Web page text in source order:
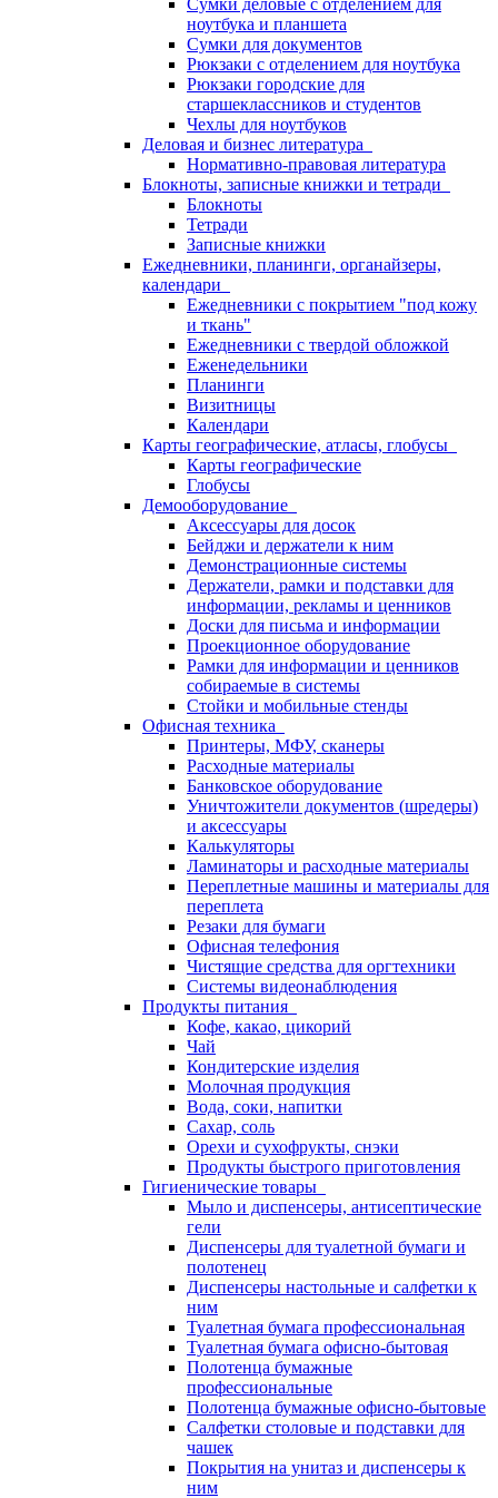
Сумки деловые с отделением для
ноутбука и планшета
Сумки для документов
Рюкзаки с отделением для ноутбука
Рюкзаки городские для
старшеклассников и студентов
Чехлы для ноутбуков
Деловая и бизнес литература
Нормативно-правовая литература
Блокноты, записные книжки и тетради
Блокноты
Тетради
Записные книжки
Ежедневники, планинги, органайзеры,
календари
Ежедневники с покрытием "под кожу
и ткань"
Ежедневники с твердой обложкой
Еженедельники
Планинги
Визитницы
Календари
Карты географические, атласы, глобусы
Карты географические
Глобусы
Демооборудование
Аксессуары для досок
Бейджи и держатели к ним
Демонстрационные системы
Держатели, рамки и подставки для
информации, рекламы и ценников
Доски для письма и информации
Проекционное оборудование
Рамки для информации и ценников
собираемые в системы
Стойки и мобильные стенды
Офисная техника
Принтеры, МФУ, сканеры
Расходные материалы
Банковское оборудование
Уничтожители документов (шредеры)
и аксессуары
Калькуляторы
Ламинаторы и расходные материалы
Переплетные машины и материалы для
переплета
Резаки для бумаги
Офисная телефония
Чистящие средства для оргтехники
Системы видеонаблюдения
Продукты питания
Кофе, какао, цикорий
Чай
Кондитерские изделия
Молочная продукция
Вода, соки, напитки
Сахар, соль
Орехи и сухофрукты, снэки
Продукты быстрого приготовления
Гигиенические товары
Мыло и диспенсеры, антисептические
гели
Диспенсеры для туалетной бумаги и
полотенец
Диспенсеры настольные и салфетки к
ним
Туалетная бумага профессиональная
Туалетная бумага офисно-бытовая
Полотенца бумажные
профессиональные
Полотенца бумажные офисно-бытовые
Салфетки столовые и подставки для
чашек
Покрытия на унитаз и диспенсеры к
ним